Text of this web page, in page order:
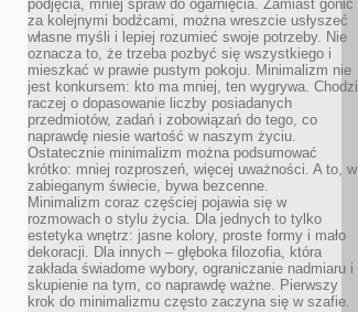
podjęcia, mniej spraw do ogarnięcia. Zamiast gonić
za kolejnymi bodźcami, można wreszcie usłyszeć
własne myśli i lepiej rozumieć swoje potrzeby. Nie
oznacza to, że trzeba pozbyć się wszystkiego i
mieszkać w prawie pustym pokoju. Minimalizm nie
jest konkursem: kto ma mniej, ten wygrywa. Chodzi
raczej o dopasowanie liczby posiadanych
przedmiotów, zadań i zobowiązań do tego, co
naprawdę niesie wartość w naszym życiu.
Ostatecznie minimalizm można podsumować
krótko: mniej rozproszeń, więcej uważności. A to, w
zabieganym świecie, bywa bezcenne.
Minimalizm coraz częściej pojawia się w
rozmowach o stylu życia. Dla jednych to tylko
estetyka wnętrz: jasne kolory, proste formy i mało
dekoracji. Dla innych – głęboka filozofia, która
zakłada świadome wybory, ograniczanie nadmiaru i
skupienie na tym, co naprawdę ważne. Pierwszy
krok do minimalizmu często zaczyna się w szafie.